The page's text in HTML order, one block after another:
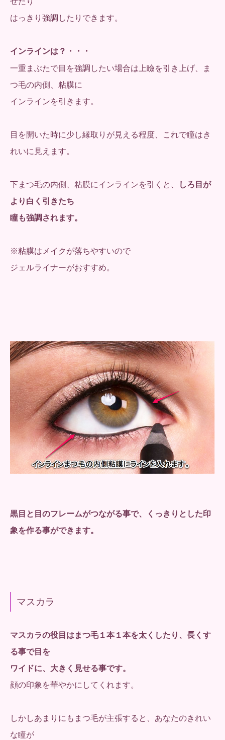
はっきり強調したりできます。
インラインは？・・・
一重まぶたで目を強調したい場合は上瞼を引き上げ、ま
つ毛の内側、粘膜に
インラインを引きます。
目を開いた時に少し縁取りが見える程度、これで瞳はき
れいに見えます。
下まつ毛の内側、粘膜にインラインを引くと、
しろ目が
より白く引きたち
瞳も強調されます。
※粘膜はメイクが落ちやすいので
ジェルライナーがおすすめ。
黒目と目のフレームがつながる事で、くっきりとした印
象を作る事ができます。
マスカラ
マスカラの役目はまつ毛１本１本を太くしたり、長くす
る事で目を
ワイドに、大きく見せる事です。
顔の印象を華やかにしてくれます。
しかしあまりにもまつ毛が主張すると、あなたのきれい
な瞳が